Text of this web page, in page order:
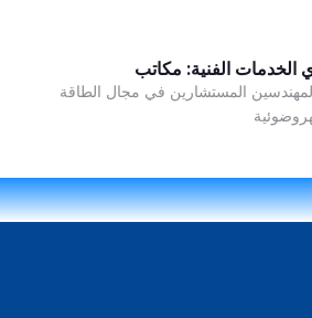
الخدمات الفنية: مكاتب
المستشارين في مجال الطاقة